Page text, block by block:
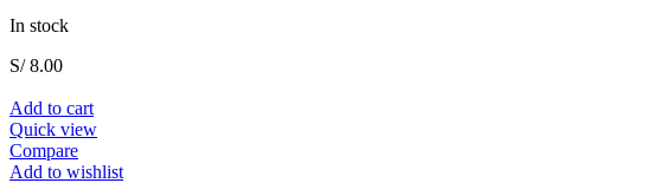
In stock
S/8.00
Add to cart
Quick view
Compare
Add to wishlist